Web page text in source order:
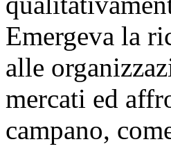
Emergeva la
alle
mercati ed
campano,